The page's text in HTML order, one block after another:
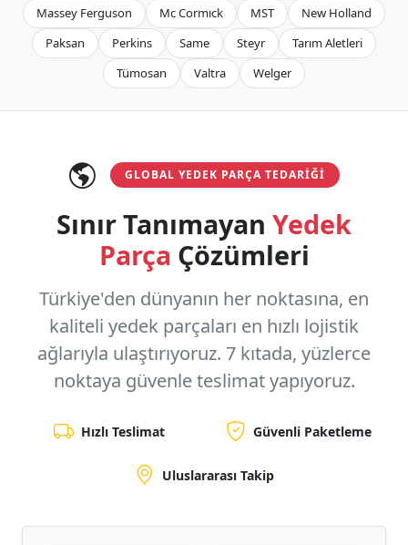
Massey Ferguson
Mc Cormıck MST
New Holland
Paksan
Perkins Same Steyr
Tarım Aletleri
Tümosan
Valtra Welger
GLOBAL YEDEK PARÇA TEDARIĞI
Sınır Tanımayan Yedek
Parça Çözümleri
Türkiye'den dünyanın her noktasına, en
kaliteli yedek parçaları en hızlı lojistik
ağlarıyla ulaştırıyoruz. 7 kıtada, yüzlerce
noktaya güvenle teslimat yapıyoruz.
Hızlı Teslimat Güvenli Paketleme
Uluslararası Takip